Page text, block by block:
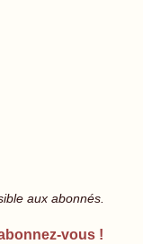
aux abonnés.
vous !